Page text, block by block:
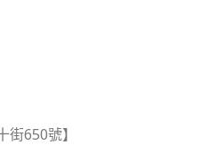
650號】